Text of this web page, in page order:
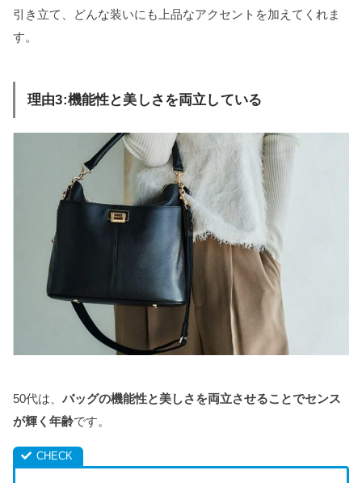
引き立て、どんな装いにも上品なアクセントを加えてくれま
す。
理由3:機能性と美しさを両立している
50代は、 バッグの機能性と美しさを両立させることでセンス
が輝く年齢です。